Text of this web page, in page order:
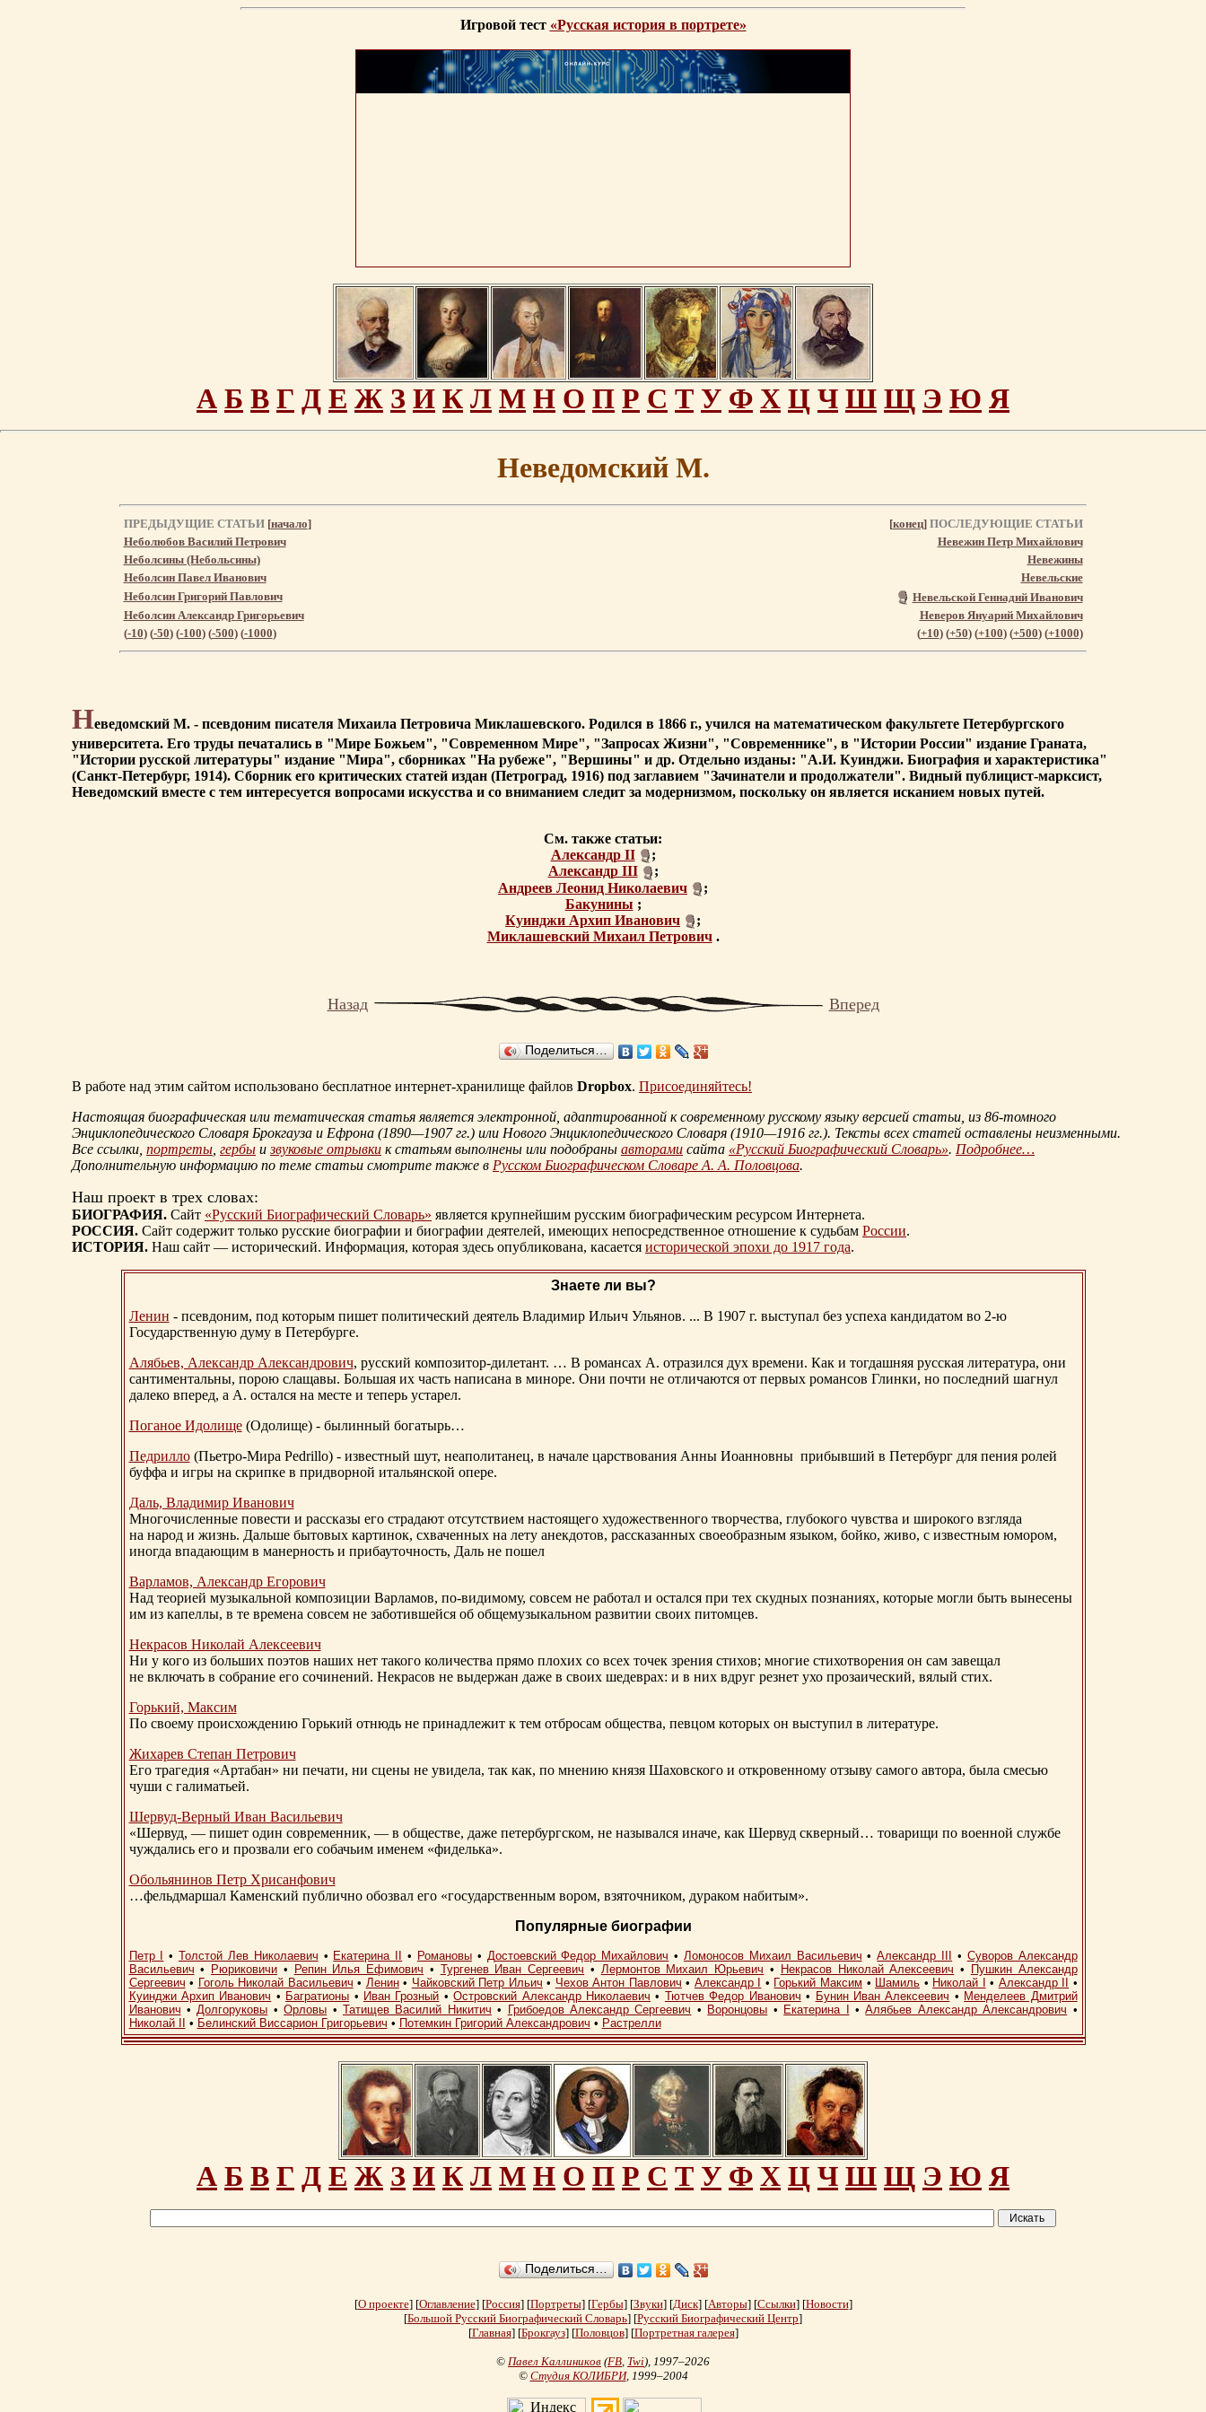
Игровой тест «Русская история в портрете»
А Б В Г Д Е Ж З И К Л М Н О П Р С Т У Ф Х Ц Ч Ш Щ Э Ю Я
Неведомский М.
ПРЕДЫДУЩИЕ СТАТЬИ [начало] [конец]ПОСЛЕДУЮЩИЕ СТАТЬИ
Неболюбов Василий Петрович
Невежин Петр Михайлович
Неболсины (Небольсины)
Невежины
Неболсин Павел Иванович
Невельские
Неболсин Григорий Павлович
Невельской Геннадий Иванович
Неболсин Александр Григорьевич
Неверов Януарий Михайлович
(-10) (-50) (-100) (-500) (-1000) (+10) (+50) (+100) (+500) (+1000)
Неведомский М. - псевдоним писателя Михаила Петровича Миклашевского. Родился в 1866 г., учился на математическом факультете Петербургского
университета. Его труды печатались в "Мире Божьем", "Современном Мире", "Запросах Жизни", "Современнике", в "Истории России" издание Граната,
"Истории русской литературы" издание "Мира", сборниках "На рубеже", "Вершины" и др. Отдельно изданы: "А.И. Куинджи. Биография и характеристика"
(Санкт-Петербург, 1914). Сборник его критических статей издан (Петроград, 1916) под заглавием "Зачинатели и продолжатели". Видный публицист-марксист,
Неведомский вместе с тем интересуется вопросами искусства и со вниманием следит за модернизмом, поскольку он является исканием новых путей.
См. также статьи:
Александр II
;
Александр III
;
Андреев Леонид Николаевич
;
Бакунины ;
Куинджи Архип Иванович
;
Миклашевский Михаил Петрович.
Назад Вперед
Поделиться…
В работе над этим сайтом использовано бесплатное интернет-хранилище файлов Dropbox. Присоединяйтесь!
Настоящая биографическая или тематическая статья является электронной, адаптированной к современному русскому языку версией статьи, из 86-томного
Энциклопедического Словаря Брокгауза и Ефрона (1890—1907 гг.) или Нового Энциклопедического Словаря (1910—1916 гг.). Тексты всех статей оставлены неизменными.
Все ссылки, портреты гербы и звуковые отрывки к статьям выполнены или подобраны авторами сайта «Русский Биографический Словарь». Подробнее…
Дополнительную информацию по теме статьи смотрите также в Русском Биографическом Словаре А. А. Половцова.
Наш проект в трех словах:
БИОГРАФИЯ. Сайт «Русский Биографический Словарь» является крупнейшим русским биографическим ресурсом Интернета.
РОССИЯ. Сайт содержит только русские биографии и биографии деятелей, имеющих непосредственное отношение к судьбам России.
ИСТОРИЯ. Наш сайт — исторический. Информация, которая здесь опубликована, касается исторической эпохи до 1917 года.
Знаете ли вы?
Ленин - псевдоним, под которым пишет политический деятель Владимир Ильич Ульянов. ... В 1907 г. выступал без успеха кандидатом во 2-ю
Государственную думу в Петербурге.
Алябьев, Александр Александрович, русский композитор-дилетант. … В романсах А. отразился дух времени. Как и тогдашняя русская литература, они
сантиментальны, порою слащавы. Большая их часть написана в миноре. Они почти не отличаются от первых романсов Глинки, но последний шагнул
далеко вперед, а А. остался на месте и теперь устарел.
Поганое Идолище(Одолище) - былинный богатырь…
Педрилло(Пьетро-Мира Pedrillo) - известный шут, неаполитанец, в начале царствования Анны Иоанновны прибывший в Петербург для пения ролей
буффа и игры на скрипке в придворной итальянской опере.
Даль, Владимир Иванович
Многочисленные повести и рассказы его страдают отсутствием настоящего художественного творчества, глубокого чувства и широкого взгляда
на народ и жизнь. Дальше бытовых картинок, схваченных на лету анекдотов, рассказанных своеобразным языком, бойко, живо, с известным юмором,
иногда впадающим в манерность и прибауточность, Даль не пошел
Варламов, Александр Егорович
Над теорией музыкальной композиции Варламов, по-видимому, совсем не работал и остался при тех скудных познаниях, которые могли быть вынесены
им из капеллы, в те времена совсем не заботившейся об общемузыкальном развитии своих питомцев.
Некрасов Николай Алексеевич
Ни у кого из больших поэтов наших нет такого количества прямо плохих со всех точек зрения стихов; многие стихотворения он сам завещал
не включать в собрание его сочинений. Некрасов не выдержан даже в своих шедеврах: и в них вдруг резнет ухо прозаический, вялый стих.
Горький, Максим
По своему происхождению Горький отнюдь не принадлежит к тем отбросам общества, певцом которых он выступил в литературе.
Жихарев Степан Петрович
Его трагедия «Артабан» ни печати, ни сцены не увидела, так как, по мнению князя Шаховского и откровенному отзыву самого автора, была смесью
чуши с галиматьей.
Шервуд-Верный Иван Васильевич
«Шервуд, — пишет один современник, — в обществе, даже петербургском, не назывался иначе, как Шервуд скверный… товарищи по военной службе
чуждались его и прозвали его собачьим именем «фиделька».
Обольянинов Петр Хрисанфович
…фельдмаршал Каменский публично обозвал его «государственным вором, взяточником, дураком набитым».
Популярные биографии
Петр I •Толстой Лев Николаевич • Екатерина II • Романовы• Достоевский Федор Михайлович • Ломоносов Михаил Васильевич •Александр III • Суворов Александр
Васильевич • Рюриковичи • Репин Илья Ефимович • Тургенев Иван Сергеевич • Лермонтов Михаил Юрьевич • Некрасов Николай Алексеевич • Пушкин Александр
Сергеевич • Гоголь Николай Васильевич • Ленин• Чайковский Петр Ильич • Чехов Антон Павлович • Александр I • Горький Максим • Шамиль • Николай I • Александр II •
Куинджи Архип Иванович • Багратионы • Иван Грозный •Островский Александр Николаевич • Тютчев Федор Иванович • Бунин Иван Алексеевич • Менделеев Дмитрий
Иванович • Долгоруковы •Орловы • Татищев Василий Никитич • Грибоедов Александр Сергеевич • Воронцовы • Екатерина I •Алябьев Александр Александрович •
Николай II • Белинский Виссарион Григорьевич • Потемкин Григорий Александрович • Растрелли
А Б В Г Д Е Ж З И К Л М Н О П Р С Т У Ф Х Ц Ч Ш Щ Э Ю Я
Поделиться…
[О проекте] [Оглавление] [Россия] [Портреты] [Гербы] [Звуки] [Диск] [Авторы] [Ссылки] [Новости]
[Большой Русский Биографический Словарь] [Русский Биографический Центр]
[Главная] [Брокгауз] [Половцов] [Портретная галерея]
© Павел Каллиников (FB Twi) , 1997–2026
© Студия КОЛИБРИ, 1999–2004